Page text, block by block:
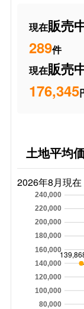
現在販売
289件
現在販売
176,345
土地平均
2026年8月現在
80,000
100,000
120,000
140,000
160,000
180,000
200,000
220,000
240,000